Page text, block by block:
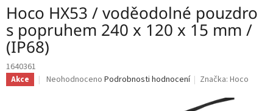
Hoco HX53 / voděodolné pouzdro
s popruhem 240 x 120 x 15 mm /
(IP68)
1640361
Akce
Průměrné
Neohodnoceno Podrobnosti hodnocení Značka:Hoco